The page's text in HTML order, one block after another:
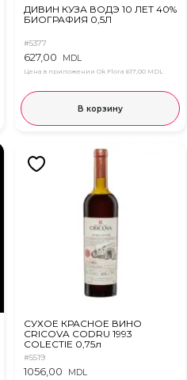
ДИВИН КУЗА ВОДЭ 10 ЛЕТ 40%
БИОГРАФИЯ 0,5Л
#5377
627,00 MDL
Цена в приложении Ok Flora 617,00 MDL
В корзину
СУХОЕ КРАСНОЕ ВИНО
CRICOVA CODRU 1993
COLECTIE 0,75л
#5519
1056,00 MDL